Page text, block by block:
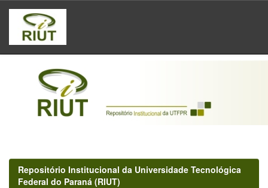
Skip
navigation
Repositório Institucional da Universidade Tecnológica
Federal do Paraná (RIUT)